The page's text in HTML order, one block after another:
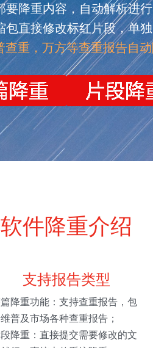
降重内容，自动解析进
包直接修改标红片段，单
查重，万方等查重报告自
软件降重介绍
支持报告类型
降重功能：支持查重报告，包
普及市场各种查重报告；
段降重：直接提交需要修改的文